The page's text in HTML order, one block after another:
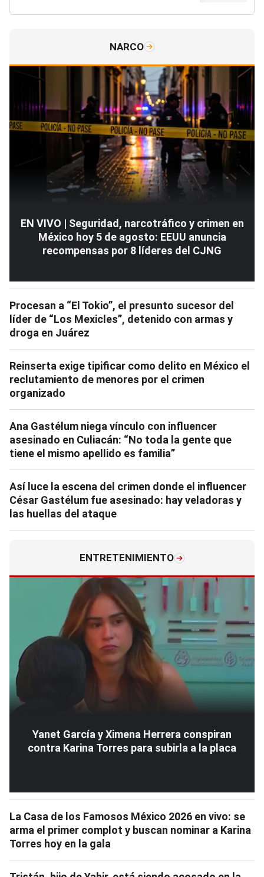
NARCO
EN VIVO | Seguridad, narcotráfico y crimen en
México hoy 5 de agosto: EEUU anuncia
recompensas por 8 líderes del CJNG
Procesan a “El Tokio”, el presunto sucesor del
líder de “Los Mexicles”, detenido con armas y
droga en Juárez
Reinserta exige tipificar como delito en México el
reclutamiento de menores por el crimen
organizado
Ana Gastélum niega vínculo con influencer
asesinado en Culiacán: “No toda la gente que
tiene el mismo apellido es familia”
Así luce la escena del crimen donde el influencer
César Gastélum fue asesinado: hay veladoras y
las huellas del ataque
ENTRETENIMIENTO
Yanet García y Ximena Herrera conspiran
contra Karina Torres para subirla a la placa
La Casa de los Famosos México 2026 en vivo: se
arma el primer complot y buscan nominar a Karina
Torres hoy en la gala